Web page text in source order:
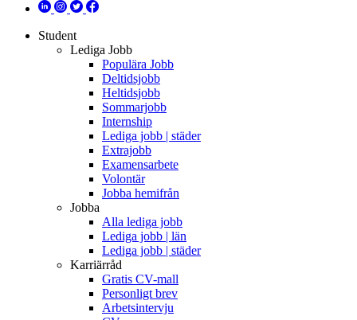
Student
Lediga Jobb
Populära Jobb
Deltidsjobb
Heltidsjobb
Sommarjobb
Internship
Lediga jobb | städer
Extrajobb
Examensarbete
Volontär
Jobba hemifrån
Jobba
Alla lediga jobb
Lediga jobb | län
Lediga jobb | städer
Karriärråd
Gratis CV-mall
Personligt brev
Arbetsintervju